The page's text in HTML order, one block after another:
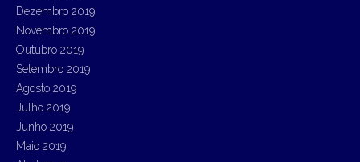
Dezembro 2019
Novembro 2019
Outubro 2019
Setembro 2019
Agosto 2019
Julho 2019
Junho 2019
Maio 2019